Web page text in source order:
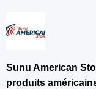
Sunu American
produits